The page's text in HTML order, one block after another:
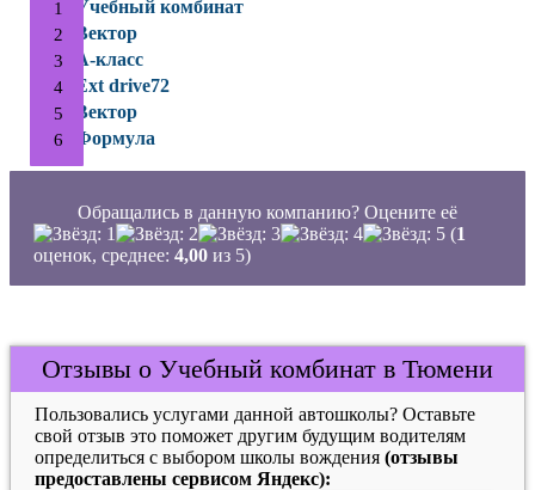
Учебный комбинат
Вектор
А-класс
Ext drive72
Вектор
Формула
Обращались в данную компанию? Оцените её
(1
оценок, среднее: 4,00 из 5)
Отзывы о Учебный комбинат в Тюмени
Пользовались услугами данной автошколы? Оставьте
свой отзыв это поможет другим будущим водителям
определиться с выбором школы вождения (отзывы
предоставлены сервисом Яндекс):